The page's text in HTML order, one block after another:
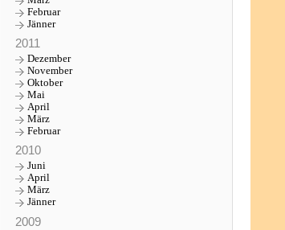
Februar
Jänner
2011
Dezember
November
Oktober
Mai
April
März
Februar
2010
Juni
April
März
Jänner
2009